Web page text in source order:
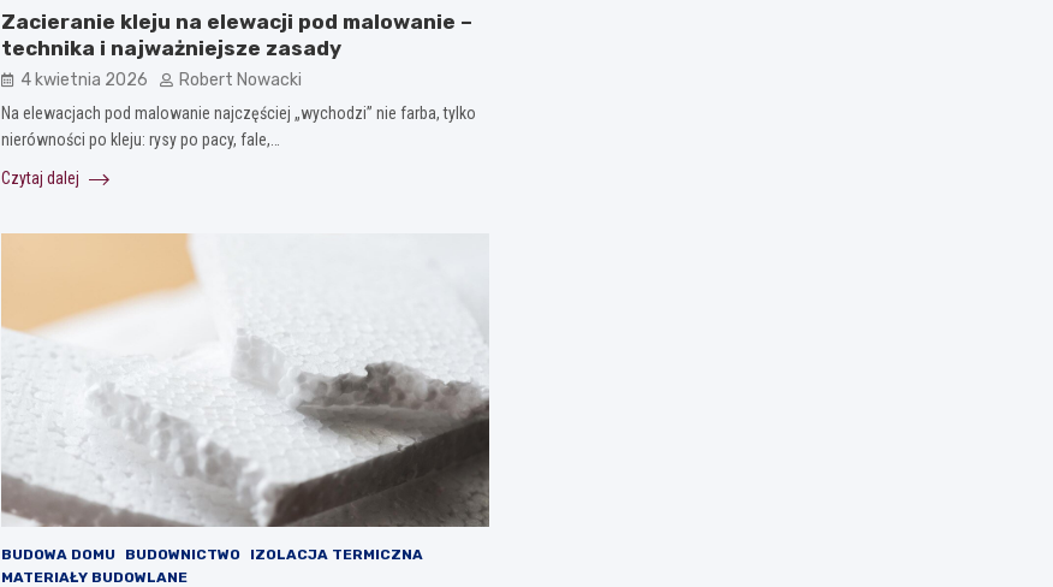
Zacieranie kleju na elewacji pod malowanie –
technika i najważniejsze zasady
4 kwietnia 2026 Robert Nowacki
Na elewacjach pod malowanie najczęściej „wychodzi” nie farba, tylko
nierówności po kleju: rysy po pacy, fale,…
Czytaj dalej
BUDOWA DOMU BUDOWNICTWO
IZOLACJA TERMICZNA
MATERIAŁY BUDOWLANE